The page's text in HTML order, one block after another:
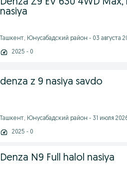
Denza Z9 EV 630 4WD
nasiya
Ташкент, Юнусабадский район - 03 августа
2025 - 0
denza z 9 nasiya savdo
Ташкент, Юнусабадский район - 31 июля
2025 - 0
Denza N9 Full halol nasiya